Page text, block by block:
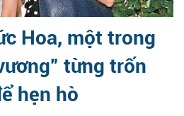
Hoa, một trong
từng trốn
hẹn hò